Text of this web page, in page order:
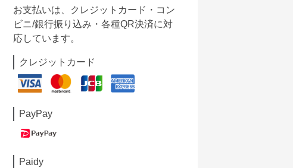
お支払いは、クレジットカード・コン
ビニ/銀行振り込み・各種QR決済に対
応しています。
クレジットカード
PayPay
Paidy